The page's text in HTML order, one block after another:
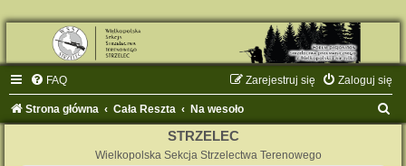
FAQ Zaloguj się
Zarejestruj się
Strona główna Cała Reszta Na wesoło
STRZELEC
Wielkopolska Sekcja Strzelectwa Terenowego